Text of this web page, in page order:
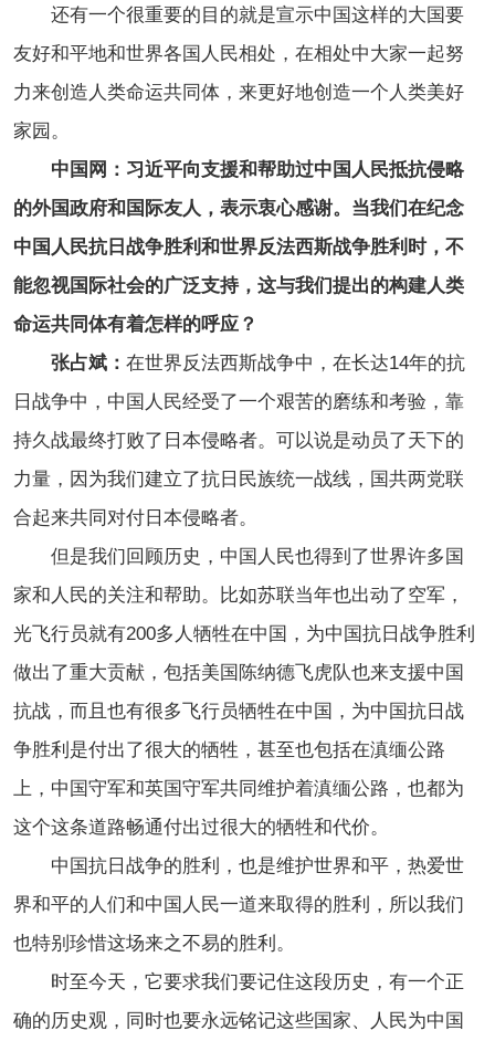
还有一个很重要的目的就是宣示中国这样的大国要
友好和平地和世界各国人民相处，在相处中大家一起努
力来创造人类命运共同体，来更好地创造一个人类美好
家园。
中国网：习近平向支援和帮助过中国人民抵抗侵略
的外国政府和国际友人，表示衷心感谢。当我们在纪念
中国人民抗日战争胜利和世界反法西斯战争胜利时，不
能忽视国际社会的广泛支持，这与我们提出的构建人类
命运共同体有着怎样的呼应？
张占斌： 在世界反法西斯战争中，在长达14年的抗
日战争中，中国人民经受了一个艰苦的磨练和考验，靠
持久战最终打败了日本侵略者。可以说是动员了天下的
力量，因为我们建立了抗日民族统一战线，国共两党联
合起来共同对付日本侵略者。
但是我们回顾历史，中国人民也得到了世界许多国
家和人民的关注和帮助。比如苏联当年也出动了空军，
光飞行员就有200多人牺牲在中国，为中国抗日战争胜利
做出了重大贡献，包括美国陈纳德飞虎队也来支援中国
抗战，而且也有很多飞行员牺牲在中国，为中国抗日战
争胜利是付出了很大的牺牲，甚至也包括在滇缅公路
上，中国守军和英国守军共同维护着滇缅公路，也都为
这个这条道路畅通付出过很大的牺牲和代价。
中国抗日战争的胜利，也是维护世界和平，热爱世
界和平的人们和中国人民一道来取得的胜利，所以我们
也特别珍惜这场来之不易的胜利。
时至今天，它要求我们要记住这段历史，有一个正
确的历史观，同时也要永远铭记这些国家、人民为中国